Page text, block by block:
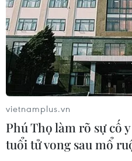
Trung Quốc, cảnh báo
diện rộng
06/08/2026 08:36
Xem
vietnamplus.vn
Phú Thọ làm rõ sự cố
tuổi tử vong sau mổ